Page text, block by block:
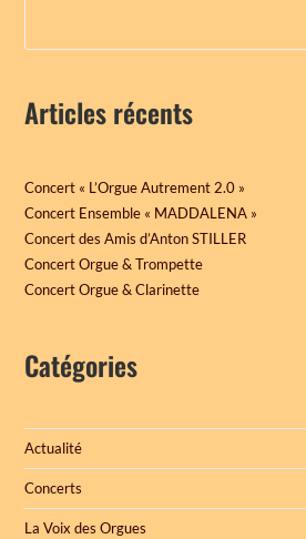
Articles récents
Concert « L’Orgue Autrement 2.0 »
Concert Ensemble « MADDALENA »
Concert des Amis d’Anton STILLER
Concert Orgue & Trompette
Concert Orgue & Clarinette
Catégories
Actualité
Concerts
La Voix des Orgues